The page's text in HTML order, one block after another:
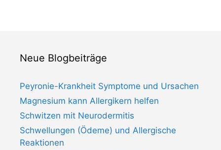
Neue Blogbeiträge
Peyronie-Krankheit Symptome und Ursachen
Magnesium kann Allergikern helfen
Schwitzen mit Neurodermitis
Schwellungen (Ödeme) und Allergische
Reaktionen